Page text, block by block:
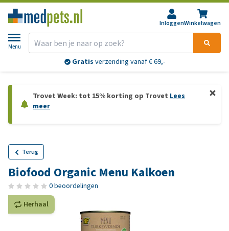
InloggenWinkelwagen
Menu
Gratis verzending vanaf € 69,-
Trovet Week: tot 15% korting op Trovet Lees
meer
Terug
Biofood Organic Menu Kalkoen
0 beoordelingen
Herhaal